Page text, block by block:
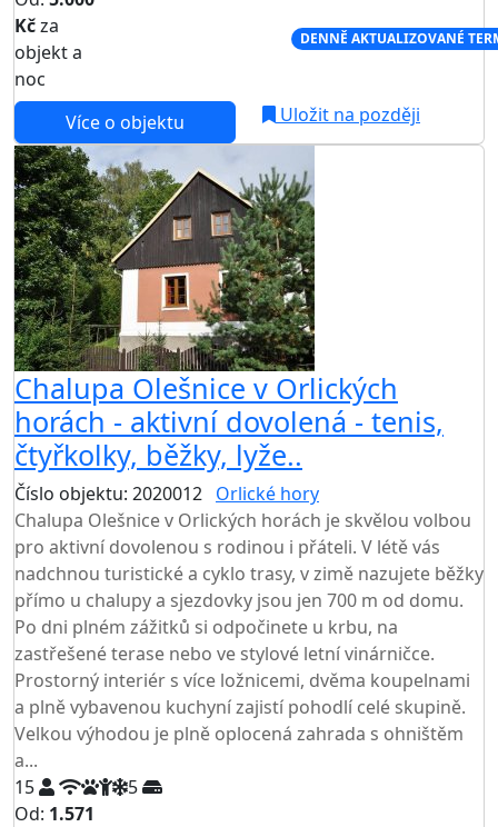
Kčza
objekt a
noc
DENNĚ AKTUALIZOVANÉ
Více o objektu Uložit na později
Chalupa Olešnice v Orlických
horách - aktivní dovolená - tenis,
čtyřkolky, běžky, lyže..
Číslo objektu: 2020012 Orlické hory
Chalupa Olešnice v Orlických horách je skvělou volbou
pro aktivní dovolenou s rodinou i přáteli. V létě vás
nadchnou turistické a cyklo trasy, v zimě nazujete běžky
přímo u chalupy a sjezdovky jsou jen 700 m od domu.
Po dni plném zážitků si odpočinete u krbu, na
zastřešené terase nebo ve stylové letní vinárničce.
Prostorný interiér s více ložnicemi, dvěma koupelnami
a plně vybavenou kuchyní zajistí pohodlí celé skupině.
Velkou výhodou je plně oplocená zahrada s ohništěm
a...
15
5
Od: 1.571